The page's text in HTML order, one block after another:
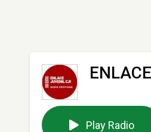
Play Radio